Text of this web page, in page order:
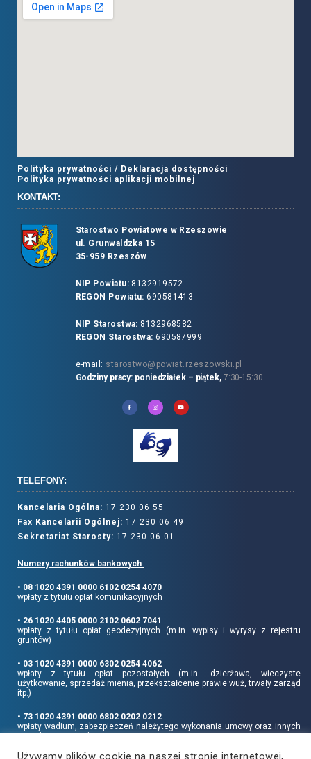
Polityka prywatności / Deklaracja dostępności
Polityka prywatności aplikacji mobilnej
KONTAKT:
Starostwo Powiatowe w Rzeszowie
ul. Grunwaldzka 15
35-959 Rzeszów
NIP Powiatu:8132919572
REGON Powiatu: 690581413
NIP Starostwa: 8132968582
REGON Starostwa: 690587999
e-mail: starostwo@powiat.rzeszowski.pl
Godziny pracy: poniedziałek – piątek, 7:30-15:30
TELEFONY:
Kancelaria Ogólna: 17 230 06 55
Fax Kancelarii Ogólnej: 17 230 06 49
Sekretariat Starosty: 17 230 06 01
Numery rachunków bankowych
• 08 1020 4391 0000 6102 0254 4070
wpłaty z tytułu opłat komunikacyjnych
• 26 1020 4405 0000 2102 0602 7041
wpłaty z tytułu opłat geodezyjnych (m.in. wypisy i wyrysy z rejestru
gruntów)
• 03 1020 4391 0000 6302 0254 4062
wpłaty z tytułu opłat pozostałych (m.in.. dzierżawa, wieczyste
użytkowanie, sprzedaż mienia, przekształcenie prawie wuż, trwały zarząd
itp.)
• 73 1020 4391 0000 6802 0202 0212
wpłaty wadium, zabezpieczeń należytego wykonania umowy oraz innych
Używamy plików cookie na naszej stronie internetowej,